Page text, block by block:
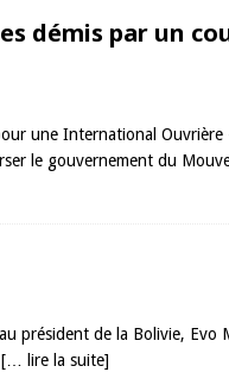
démis par un
une International Ouvrière
le gouvernement du
président de la Bolivie, Evo
[… lire la suite]